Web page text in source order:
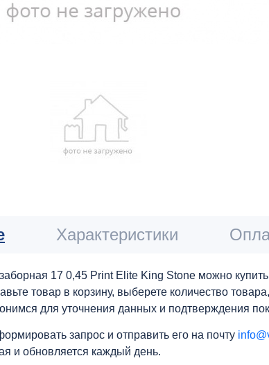
Характеристики
17 0,45 Print Elite King Stone можно
товар в корзину, выберете количество
для уточнения данных и подтверждения
запрос и отправить его на почту
и обновляется каждый день.